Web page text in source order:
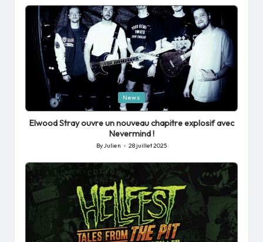
Posted
in
News
Elwood Stray ouvre un nouveau chapitre explosif avec
Nevermind !
Posted
by
ByJulien 28 juillet 2025